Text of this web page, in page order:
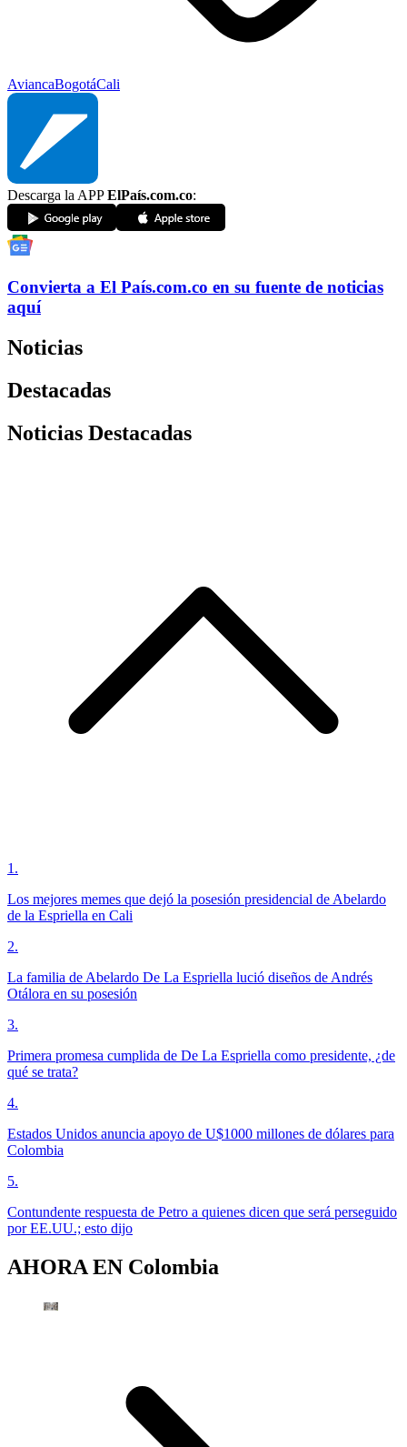
AviancaBogotáCali
Descarga la APPElPaís.com.co:
Convierta a El País.com.co en su fuente de noticias
aquí
Noticias
Destacadas
Noticias Destacadas
1 .
Los mejores memes que dejó la posesión presidencial de Abelardo
de la Espriella en Cali
2.
La familia de Abelardo De La Espriella lució diseños de Andrés
Otálora en su posesión
3.
Primera promesa cumplida de De La Espriella como presidente, ¿de
qué se trata?
4.
Estados Unidos anuncia apoyo de U$1000 millones de dólares para
Colombia
5.
Contundente respuesta de Petro a quienes dicen que será perseguido
por EE.UU.; esto dijo
AHORA EN Colombia